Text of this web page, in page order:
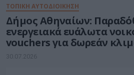
ΤΟΠΙΚΗ ΑΥΤΟΔΙΟΙΚΗΣΗ
Δήμος Αθηναίων:
ενεργειακά ευάλωτα
vouchers για δωρεάν
30.07.2026